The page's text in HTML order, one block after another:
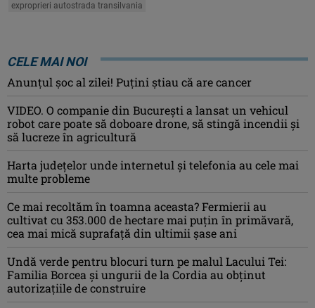
exproprieri autostrada transilvania
CELE MAI NOI
Anunţul şoc al zilei! Puţini ştiau că are cancer
VIDEO. O companie din București a lansat un vehicul
robot care poate să doboare drone, să stingă incendii și
să lucreze în agricultură
Harta județelor unde internetul și telefonia au cele mai
multe probleme
Ce mai recoltăm în toamna aceasta? Fermierii au
cultivat cu 353.000 de hectare mai puțin în primăvară,
cea mai mică suprafață din ultimii șase ani
Undă verde pentru blocuri turn pe malul Lacului Tei:
Familia Borcea și ungurii de la Cordia au obținut
autorizațiile de construire